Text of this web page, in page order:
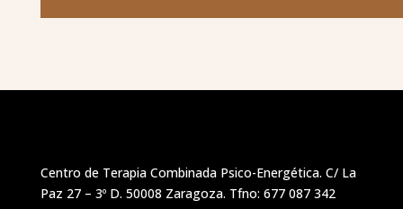
Centro de Terapia Combinada Psico-Energética. C/ La
Paz 27 – 3º D. 50008 Zaragoza. Tfno: 677 087 342